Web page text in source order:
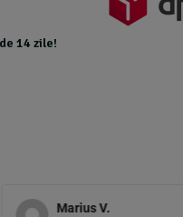
14 zile!
Marius V.